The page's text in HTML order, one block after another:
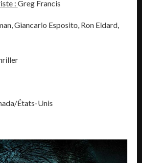
: Greg Francis
Giancarlo Esposito, Ron Eldard,
États-Unis